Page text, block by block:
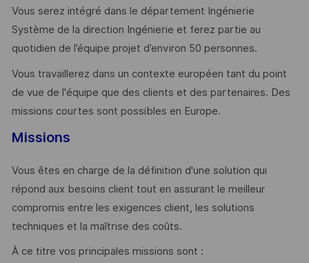
Vous serez intégré dans le département Ingénierie
Système de la direction Ingénierie et ferez partie au
quotidien de l’équipe projet d’environ 50 personnes.
Vous travaillerez dans un contexte européen tant du point
de vue de l'équipe que des clients et des partenaires. Des
missions courtes sont possibles en Europe.
Missions
Vous êtes en charge de la définition d'une solution qui
répond aux besoins client tout en assurant le meilleur
compromis entre les exigences client, les solutions
techniques et la maîtrise des coûts.
À ce titre vos principales missions sont :